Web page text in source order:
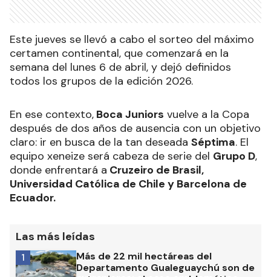
Este jueves se llevó a cabo el sorteo del máximo
certamen continental, que comenzará en la
semana del lunes 6 de abril, y dejó definidos
todos los grupos de la edición 2026.
En ese contexto, Boca Juniors vuelve a la Copa
después de dos años de ausencia con un objetivo
claro: ir en busca de la tan deseada Séptima. El
equipo xeneize será cabeza de serie del Grupo D,
donde enfrentará a Cruzeiro de Brasil,
Universidad Católica de Chile y Barcelona de
Ecuador.
Las más leídas
Más de 22 mil hectáreas del
Departamento Gualeguaychú son de
1